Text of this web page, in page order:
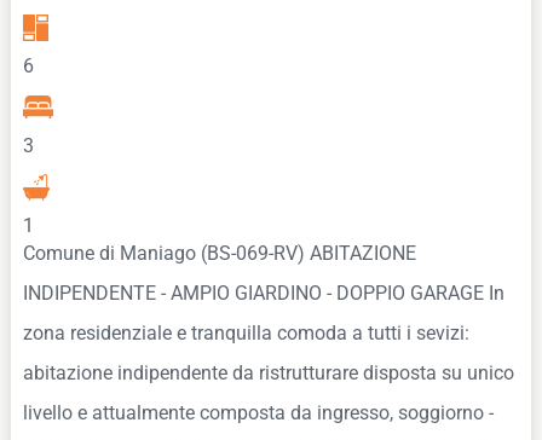
6
3
1
Comune di Maniago (BS-069-RV) ABITAZIONE
INDIPENDENTE - AMPIO GIARDINO - DOPPIO GARAGE In
zona residenziale e tranquilla comoda a tutti i sevizi:
abitazione indipendente da ristrutturare disposta su unico
livello e attualmente composta da ingresso, soggiorno -